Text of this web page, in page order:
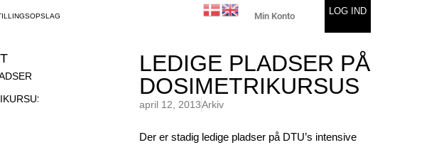
LOG IND
Min Konto
LEDIGE PLADSER PÅ
DOSIMETRIKURSUS
april 12, 2013Arkiv
Der er stadig ledige pladser på DTU’s intensive